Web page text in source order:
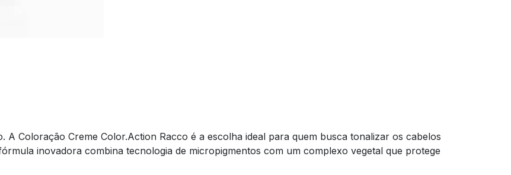
Coloração Creme Color.Action Racco é a escolha ideal para quem busca tonalizar os cabelos
inovadora combina tecnologia de micropigmentos com um complexo vegetal que protege